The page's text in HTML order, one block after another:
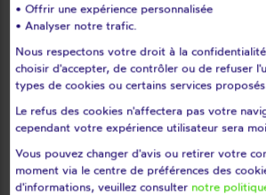
Logron
Lormaye
Louvilliers-en-drouais
Lucé
Luigny
Luisant
Luplanté
Luray
Lutz-en-dunois
Magny
Maillebois
• Offrir une expérience personnalisée
• Analyser notre trafic.
Nous respectons votre droit à la
choisir d'accepter, de contrôler ou de refuser
types de cookies ou certains services
Le refus des cookies n'affectera pas votre
cependant votre expérience utilisateur sera
Vous pouvez changer d'avis ou retirer votre
moment via le centre de préférences des
d'informations, veuillez consulter notre